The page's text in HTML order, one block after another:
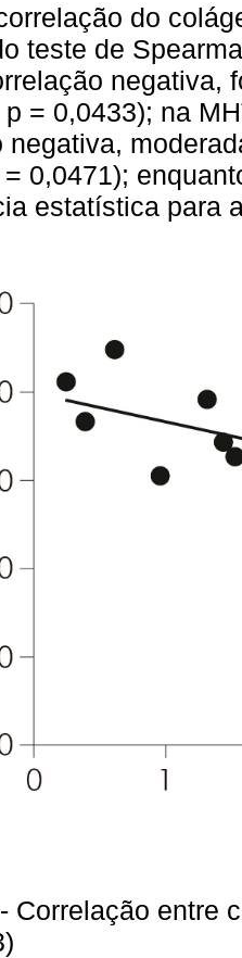
do
teste de
negativa,
= 0,0433); na
negativa,
0,0471);
estatística para
- Correlação entre